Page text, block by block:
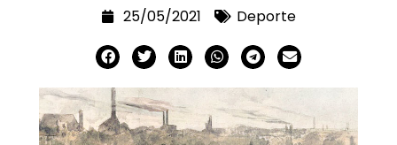
25/05/2021 Deporte